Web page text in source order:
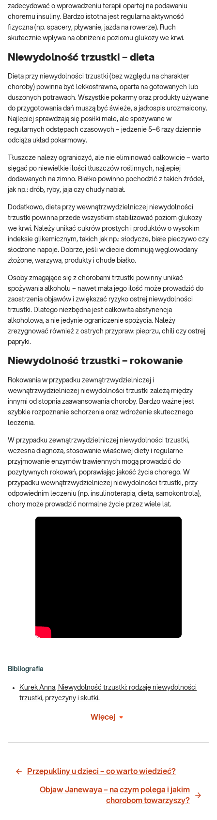
zadecydować o wprowadzeniu terapii opartej na podawaniu
choremu insuliny. Bardzo istotna jest regularna aktywność
fizyczna (np. spacery, pływanie, jazda na rowerze). Ruch
skutecznie wpływa na obniżenie poziomu glukozy we krwi.
Niewydolność trzustki – dieta
Dieta przy niewydolności trzustki (bez względu na charakter
choroby) powinna być lekkostrawna, oparta na gotowanych lub
duszonych potrawach. Wszystkie pokarmy oraz produkty używane
do przygotowania dań muszą być świeże, a jadłospis urozmaicony.
Najlepiej sprawdzają się posiłki małe, ale spożywane w
regularnych odstępach czasowych – jedzenie 5–6 razy dziennie
odciąża układ pokarmowy.
Tłuszcze należy ograniczyć, ale nie eliminować całkowicie – warto
sięgać po niewielkie ilości tłuszczów roślinnych, najlepiej
dodawanych na zimno. Białko powinno pochodzić z takich źródeł,
jak np.: drób, ryby, jaja czy chudy nabiał.
Dodatkowo, dieta przy wewnątrzwydzielniczej niewydolności
trzustki powinna przede wszystkim stabilizować poziom glukozy
we krwi. Należy unikać cukrów prostych i produktów o wysokim
indeksie glikemicznym, takich jak np.: słodycze, białe pieczywo czy
słodzone napoje. Dobrze, jeśli w diecie dominują węglowodany
złożone, warzywa, produkty i chude białko.
Osoby zmagające się z chorobami trzustki powinny unikać
spożywania alkoholu – nawet mała jego ilość może prowadzić do
zaostrzenia objawów i zwiększać ryzyko ostrej niewydolności
trzustki. Dlatego niezbędna jest całkowita abstynencja
alkoholowa, a nie jedynie ograniczenie spożycia. Należy
zrezygnować również z ostrych przypraw: pieprzu, chili czy ostrej
papryki.
Niewydolność trzustki – rokowanie
Rokowania w przypadku zewnątrzwydzielniczej i
wewnątrzwydzielniczej niewydolności trzustki zależą między
innymi od stopnia zaawansowania choroby. Bardzo ważne jest
szybkie rozpoznanie schorzenia oraz wdrożenie skutecznego
leczenia.
W przypadku zewnątrzwydzielniczej niewydolności trzustki,
wczesna diagnoza, stosowanie właściwej diety i regularne
przyjmowanie enzymów trawiennych mogą prowadzić do
pozytywnych rokowań, poprawiając jakość życia chorego. W
przypadku wewnątrzwydzielniczej niewydolności trzustki, przy
odpowiednim leczeniu (np. insulinoterapia, dieta, samokontrola),
chory może prowadzić normalne życie przez wiele lat.
Bibliografia
Kurek Anna, Niewydolność trzustki: rodzaje niewydolności
trzustki, przyczyny i skutki.
Więcej
Przepukliny u dzieci – co warto wiedzieć?
Objaw Janewaya – na czym polega i jakim
chorobom towarzyszy?